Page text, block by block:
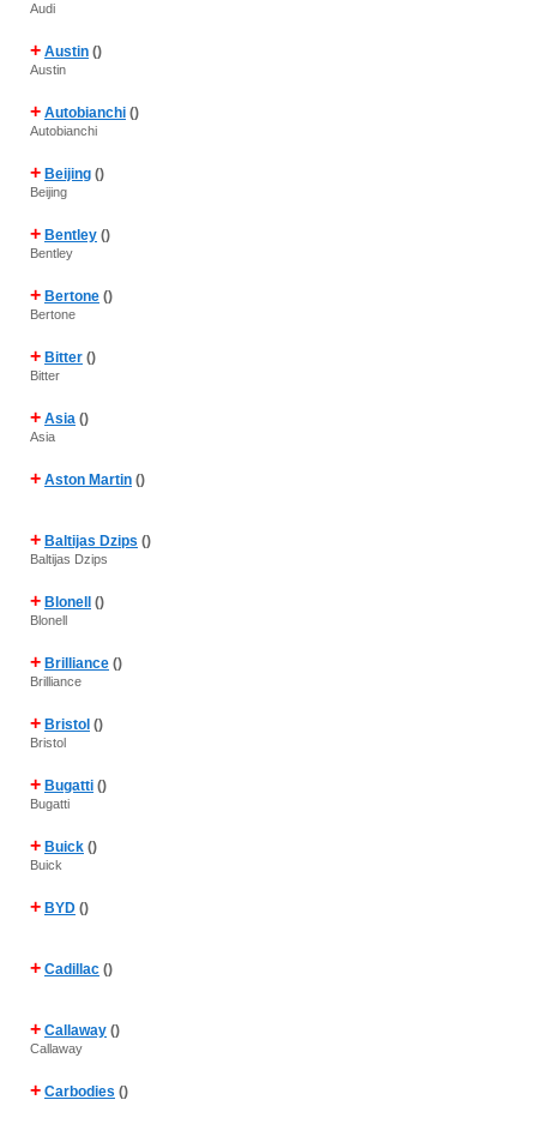
Audi
+ Austin ()
Austin
+ Autobianchi ()
Autobianchi
+ Beijing ()
Beijing
+ Bentley ()
Bentley
+ Bertone ()
Bertone
+ Bitter ()
Bitter
+ Asia ()
Asia
+ Aston Martin ()
+ Baltijas Dzips ()
Baltijas Dzips
+ Blonell ()
Blonell
+ Brilliance ()
Brilliance
+ Bristol ()
Bristol
+ Bugatti ()
Bugatti
+ Buick ()
Buick
+ BYD ()
+ Cadillac ()
+ Callaway ()
Callaway
+ Carbodies ()